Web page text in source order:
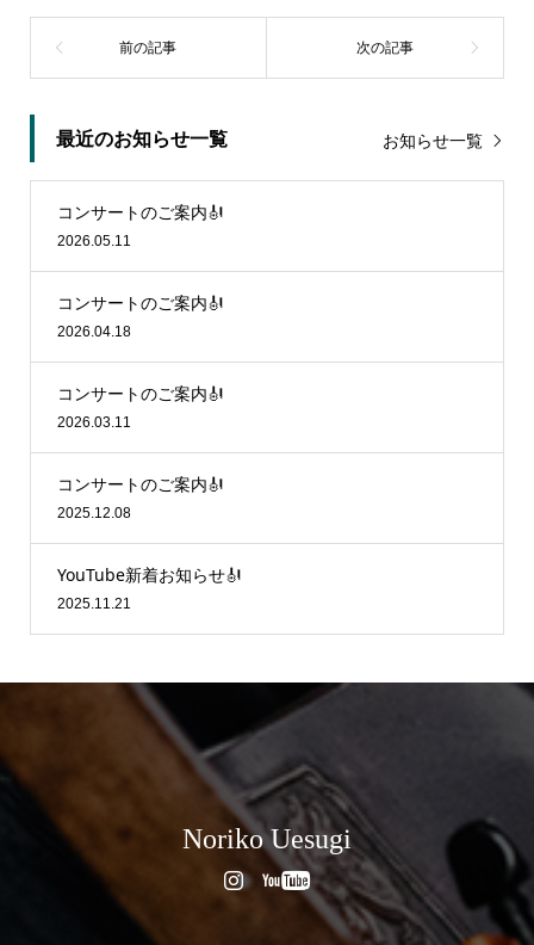
最近のお知らせ一覧 お知らせ一覧
コンサートのご案内🎻
2026.05.11
コンサートのご案内🎻
2026.04.18
コンサートのご案内🎻
2026.03.11
コンサートのご案内🎻
2025.12.08
YouTube新着お知らせ🎻
2025.11.21
Noriko Uesugi